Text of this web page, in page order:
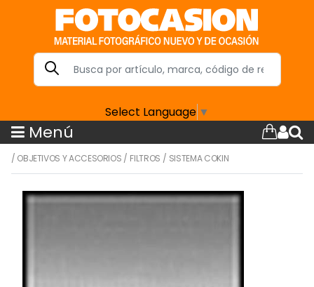
Select Language ▼
Menú
/ OBJETIVOS Y ACCESORIOS / FILTROS / SISTEMA COKIN